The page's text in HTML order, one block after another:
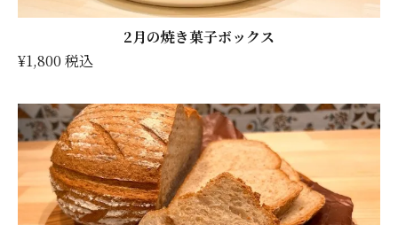
2月の焼き菓子ボックス
¥1,800 税込